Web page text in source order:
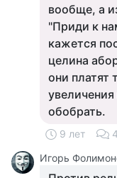
вообще, а
"Приди к
кажется
целина
они платят
обобрать.
9 лет 4
Игорь